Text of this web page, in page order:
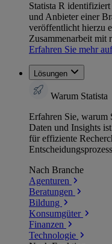
Statista R
und Anbieter einer
veröffentlicht hierzu
Zusammenarbeit mit
Erfahren Sie mehr
Lösungen
Warum Statista
Erfahren Sie, warum
Daten und Insights
für effiziente
Nach Branche
Agenturen
Beratungen
Bildung
Konsumgüter
Finanzen
Technologie